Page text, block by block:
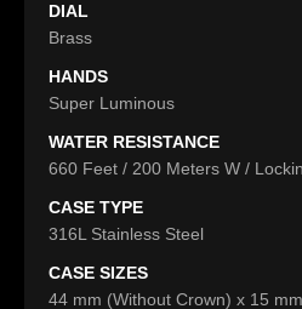
DIAL
Brass
HANDS
Super Luminous
WATER RESISTANCE
660 Feet / 200 Meters W /
CASE TYPE
316L Stainless Steel
CASE SIZES
44 mm (Without Crown) x 15